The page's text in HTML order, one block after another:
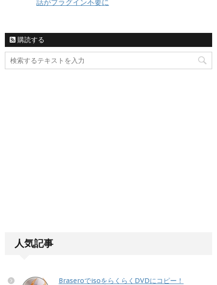
話がプラグイン不要に
購読する
人気記事
BraseroでisoをらくらくDVDにコピー！